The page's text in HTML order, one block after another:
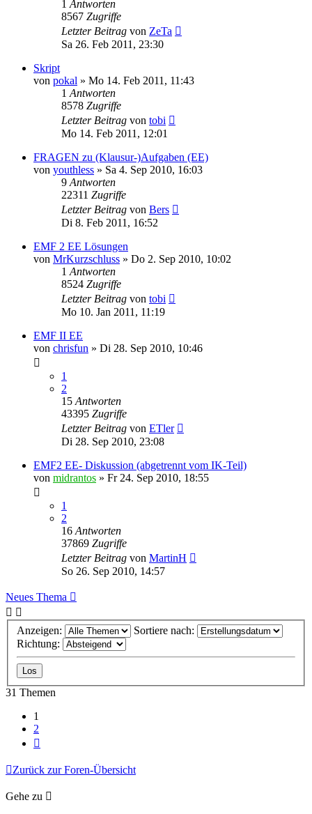
1 Antworten
8567 Zugriffe
Letzter Beitrag von ZeTa
Sa 26. Feb 2011, 23:30
Skript
von pokal » Mo 14. Feb 2011, 11:43
1 Antworten
8578 Zugriffe
Letzter Beitrag von tobi
Mo 14. Feb 2011, 12:01
FRAGEN zu (Klausur-)Aufgaben (EE)
von youthless » Sa 4. Sep 2010, 16:03
9 Antworten
22311 Zugriffe
Letzter Beitrag von Bers
Di 8. Feb 2011, 16:52
EMF 2 EE Lösungen
von MrKurzschluss » Do 2. Sep 2010, 10:02
1 Antworten
8524 Zugriffe
Letzter Beitrag von tobi
Mo 10. Jan 2011, 11:19
EMF II EE
von chrisfun » Di 28. Sep 2010, 10:46
1
2
15 Antworten
43395 Zugriffe
Letzter Beitrag von ETler
Di 28. Sep 2010, 23:08
EMF2 EE- Diskussion (abgetrennt vom IK-Teil)
von midrantos » Fr 24. Sep 2010, 18:55
1
2
16 Antworten
37869 Zugriffe
Letzter Beitrag von MartinH
So 26. Sep 2010, 14:57
Neues Thema
Anzeigen:
Sortiere nach:
Richtung:
31 Themen
1
2
Zurück zur Foren-Übersicht
Gehe zu